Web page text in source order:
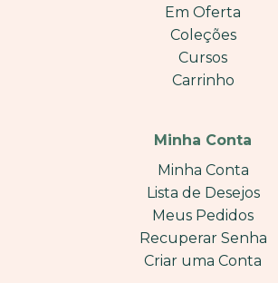
Em Oferta
Coleções
Cursos
Carrinho
Minha Conta
Minha Conta
Lista de Desejos
Meus Pedidos
Recuperar Senha
Criar uma Conta